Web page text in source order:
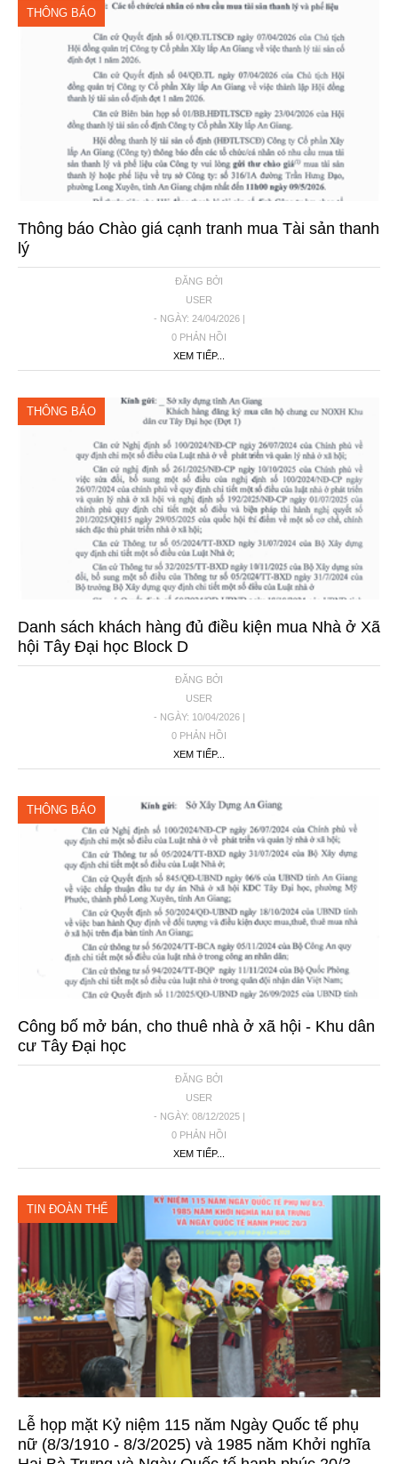
THÔNG BÁO
Thông báo Chào giá cạnh tranh mua Tài sản thanh
lý
ĐĂNG BỞI
USER
- NGÀY: 24/04/2026 |
0 PHẢN HỒI
XEM TIẾP...
THÔNG BÁO
Danh sách khách hàng đủ điều kiện mua Nhà ở Xã
hội Tây Đại học Block D
ĐĂNG BỞI
USER
- NGÀY: 10/04/2026 |
0 PHẢN HỒI
XEM TIẾP...
THÔNG BÁO
Công bố mở bán, cho thuê nhà ở xã hội - Khu dân
cư Tây Đại học
ĐĂNG BỞI
USER
- NGÀY: 08/12/2025 |
0 PHẢN HỒI
XEM TIẾP...
TIN ĐOÀN THỂ
Lễ họp mặt Kỷ niệm 115 năm Ngày Quốc tế phụ
nữ (8/3/1910 - 8/3/2025) và 1985 năm Khởi nghĩa